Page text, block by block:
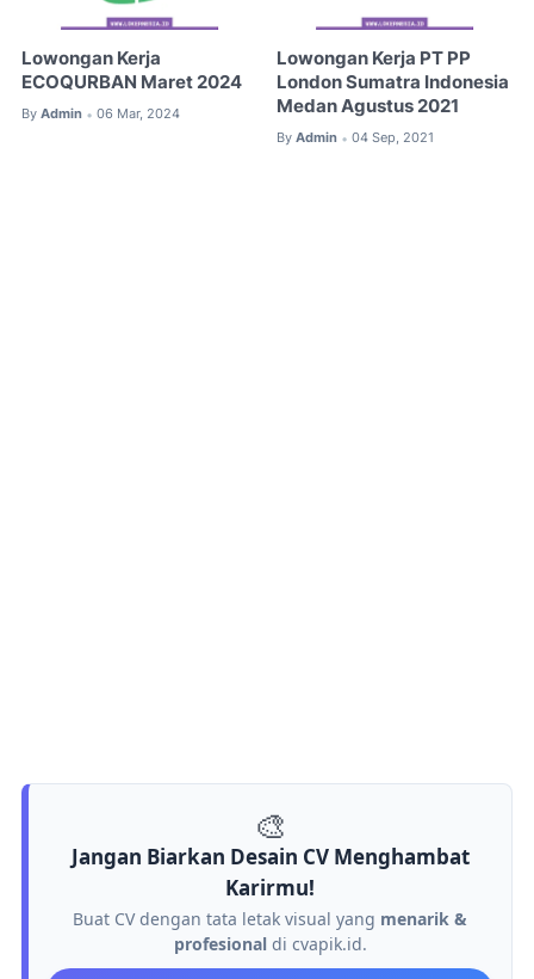
Lowongan Kerja
ECOQURBAN Maret 2024
By Admin • 06 Mar, 2024
Lowongan Kerja PT PP
London Sumatra Indonesia
Medan Agustus 2021
By Admin • 04 Sep, 2021
🎨
Jangan Biarkan Desain CV Menghambat
Karirmu!
Buat CV dengan tata letak visual yang menarik &
profesionaldi cvapik.id.